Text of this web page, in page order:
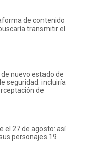
de contenido
transmitir el
nuevo estado de
seguridad: incluiría
de
el 27 de agosto: así
personajes 19